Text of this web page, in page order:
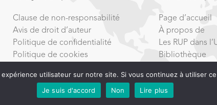
Clause de non-responsabilité
Avis de droit d’auteur
Politique de confidentialité
Politique de cookies
Page d’accueil
À propos de
Les RUP dans
Bibliothèque
utilisateur sur notre site. Si vous continuez à utiliser
Je suis d'accord
Non Lire plus